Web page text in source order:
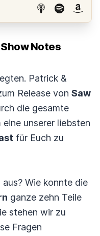
Notes
Patrick &
Release von Saw
die gesamte
unserer liebsten
für Euch zu
Wie konnte die
ganze zehn Teile
stehen wir zu
Fragen